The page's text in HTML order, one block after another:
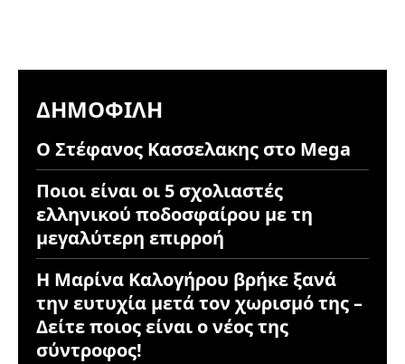
ΔΗΜΟΦΙΛΉ
Ο Στέφανος Κασσελακης στο Mega
Ποιοι είναι οι 5 σχολιαστές
ελληνικού ποδοσφαίρου με τη
μεγαλύτερη επιρροή
Η Μαρίνα Καλογήρου βρήκε ξανά
την ευτυχία μετά τον χωρισμό της –
Δείτε ποιος είναι ο νέος της
σύντροφος!